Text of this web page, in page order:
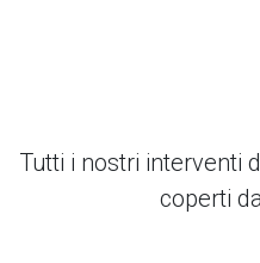
Tutti i nostri interventi
coperti